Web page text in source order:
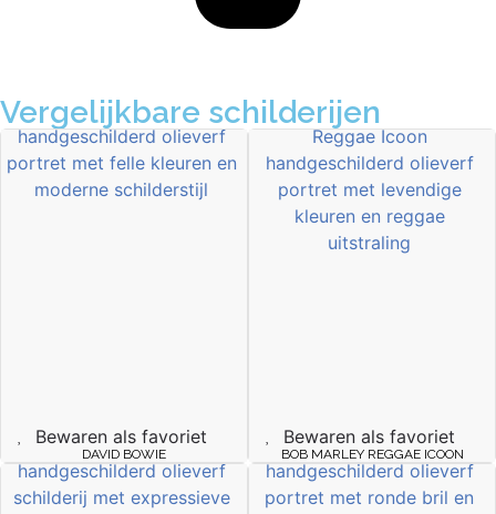
Vergelijkbare schilderijen
Bewaren als favoriet
DAVID BOWIE
Bewaren als favoriet
BOB MARLEY REGGAE ICOON